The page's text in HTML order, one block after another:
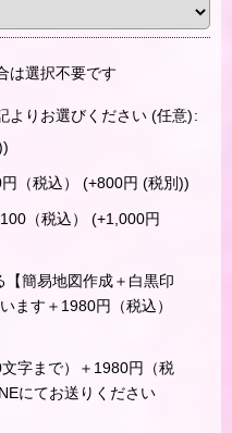
は選択不要です
よりお選びください (任意):
)
（税込） (+800円 (税別))
（税込） (+1,000円
簡易地図作成＋白黒印
ます＋1980円（税込）
字まで）＋1980円（税
にてお送りください